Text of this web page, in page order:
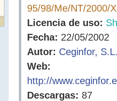
95/98/Me/NT/2000/
Licencia de uso:
Fecha: 22/05/2002
Autor: Ceginfor,
Web:
http://
Descargas: 87